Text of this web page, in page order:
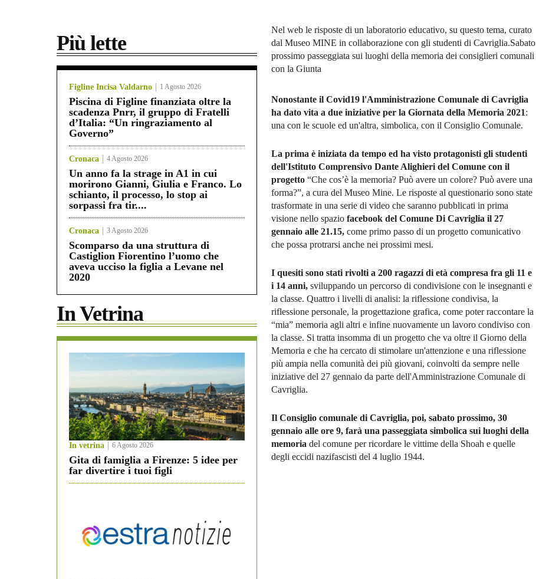
Più lette
Figline Incisa Valdarno 1 Agosto 2026
Piscina di Figline finanziata oltre la
scadenza Pnrr, il gruppo di Fratelli
d’Italia: “Un ringraziamento al
Governo”
Cronaca 4 Agosto 2026
Un anno fa la strage in A1 in cui
morirono Gianni, Giulia e Franco. Lo
schianto, il processo, lo stop ai
sorpassi fra tir....
Cronaca 3 Agosto 2026
Scomparso da una struttura di
Castiglion Fiorentino l’uomo che
aveva ucciso la figlia a Levane nel
2020
In Vetrina
In vetrina 6 Agosto 2026
Gita di famiglia a Firenze: 5 idee per
far divertire i tuoi figli
Nel web le risposte di un laboratorio educativo, su questo tema, curato
dal Museo MINE in collaborazione con gli studenti di Cavriglia.Sabato
prossimo passeggiata sui luoghi della memoria dei consiglieri comunali
con la Giunta
Nonostante il Covid19 l'Amministrazione Comunale di Cavriglia
ha dato vita a due iniziative per la Giornata della Memoria 2021:
una con le scuole ed un'altra, simbolica, con il Consiglio Comunale.
La prima è iniziata da tempo ed ha visto protagonisti gli studenti
dell'Istituto Comprensivo Dante Alighieri del Comune con il
progetto “Che cos’è la memoria? Può avere un colore? Può avere una
forma?”, a cura del Museo Mine. Le risposte al questionario sono state
trasformate in una serie di video che saranno pubblicati in prima
visione nello spazio facebook del Comune Di Cavriglia il 27
gennaio alle 21.15, come primo passo di un progetto comunicativo
che possa protrarsi anche nei prossimi mesi.
I quesiti sono stati rivolti a 200 ragazzi di età compresa fra gli 11 e
i 14 anni, sviluppando un percorso di condivisione con le insegnanti e
la classe. Quattro i livelli di analisi: la riflessione condivisa, la
riflessione personale, la progettazione grafica, come poter raccontare la
“mia” memoria agli altri e infine nuovamente un lavoro condiviso con
la classe. Si tratta insomma di un progetto che va oltre il Giorno della
Memoria e che ha cercato di stimolare un'attenzione e una riflessione
più ampia nella comunità dei più giovani, coinvolti da sempre nelle
iniziative del 27 gennaio da parte dell'Amministrazione Comunale di
Cavriglia.
Il Consiglio comunale di Cavriglia, poi, sabato prossimo, 30
gennaio alle ore 9, farà una passeggiata simbolica sui luoghi della
memoria del comune per ricordare le vittime della Shoah e quelle
degli eccidi nazifascisti del 4 luglio 1944.